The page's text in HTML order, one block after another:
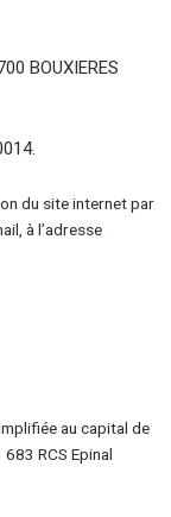
BOUXIERES
du site internet par
à l’adresse
au capital de
RCS Epinal